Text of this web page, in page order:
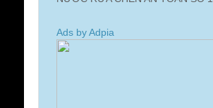
Ads by Adpia